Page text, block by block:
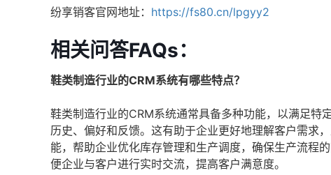
纷享销客官网地址： https://fs80.cn/lpgyy2
相关问答FAQs：
鞋类制造行业的CRM系统有哪些特点？
鞋类制造行业的CRM系统通常具备多种功能，以满足特
历史、偏好和反馈。这有助于企业更好地理解客户需求
能，帮助企业优化库存管理和生产调度，确保生产流程
便企业与客户进行实时交流，提高客户满意度。